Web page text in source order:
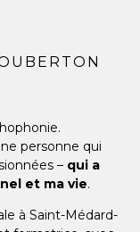
personne qui
– qui a
et ma vie.
à Saint-Médard-